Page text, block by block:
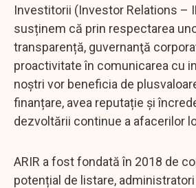
Investitorii (Investor Relations –
susținem că prin respectarea
transparență, guvernanţă
proactivitate în comunicarea cu
noștri vor beneficia de
finanțare, avea reputație și
dezvoltării continue a afacerilor
ARIR a fost fondată în 2018 de
potențial de listare,